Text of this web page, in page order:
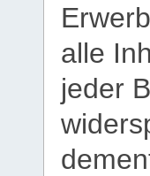
alle
jeder